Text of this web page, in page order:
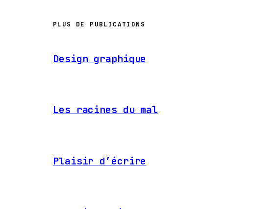
PLUS DE PUBLICATIONS
Design graphique
Les racines du mal
Plaisir d’écrire